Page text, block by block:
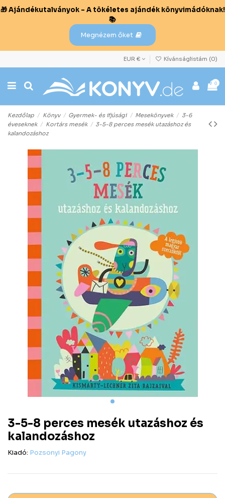
🎁 Ajándékutalványok – A tökéletes ajándék könyvimádóknak!
📚
Megnézem őket
EUR € Kívánságlistám (0)
0
Kezdőlap Könyv Gyermek- és ifjúsági Mesekönyvek
3-6
éveseknek
Kortárs mesék
3-5-8 perces mesék utazáshoz és
kalandozáshoz
3-5-8 perces mesék utazáshoz és
kalandozáshoz
Kiadó: Pozsonyi Pagony